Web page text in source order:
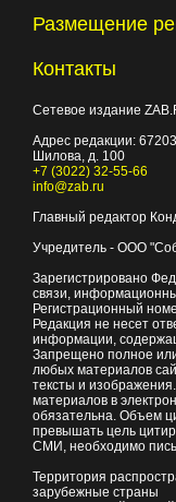
Размещение
Контакты
Сетевое издание
Адрес редакции:
Шилова, д. 100
+7 (3022) 32-55-66
info@zab.ru
Главный редактор
Учредитель - ООО
Зарегистрировано
связи,
Регистрационный
Редакция не несет
информации,
Запрещено полное
любых материалов
тексты и
материалов в
обязательна. Объем
превышать цель
СМИ, необходимо
Территория
зарубежные страны